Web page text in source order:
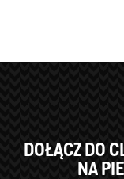
DOŁĄCZ DO
NA